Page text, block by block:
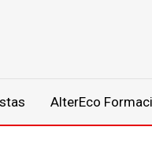
AlterEco